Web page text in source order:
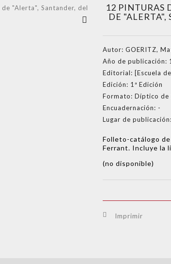
12 PINTURAS
DE
Autor: GOERITZ,
Año de publicación:
Editorial: [Escuela
Edición: 1ª Edición
Formato: Díptico de
Encuadernación: -
Lugar de publicación:
Folleto-catálogo
Ferrant. Incluye la
(no disponible)
Imprimir